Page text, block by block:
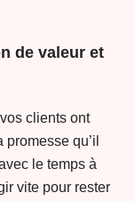
de valeur et
clients ont
qu’il
le temps à
vite pour rester